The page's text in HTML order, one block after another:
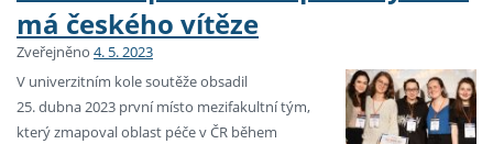
má českého vítěze
Zveřejněno 4. 5. 2023
V univerzitním kole soutěže obsadil
25. dubna 2023 první místo mezifakultní tým,
který zmapoval oblast péče v ČR během